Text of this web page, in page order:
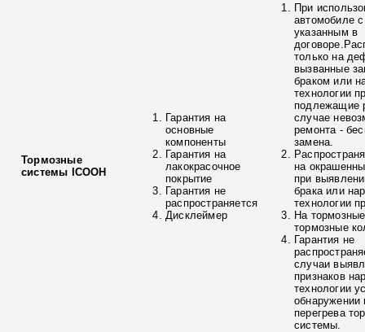
Тормозные
системы ICOOH
Гарантия на
основные
компоненты
Гарантия на
лакокрасочное
покрытие
Гарантия не
распространяется
Дисклеймер
При
автомобиле
указанным в
только на
вызванные
браком или
технологии
подлежащие
случае
ремонта -
замена.
на
при
брака или
технологии
На
тормозные
Гарантия не
случаи
признаков
технологии
обнаружении
перегрева
системы.